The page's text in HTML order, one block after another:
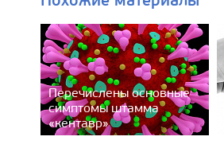
Перечислены основные
симптомы штамма
«кентавр»